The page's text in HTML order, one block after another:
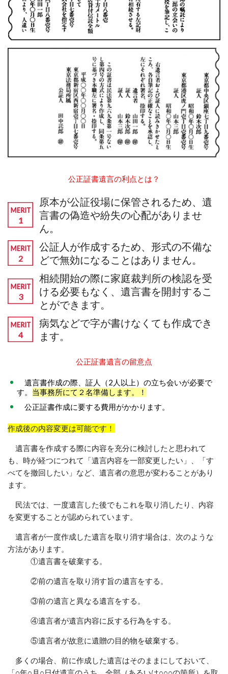
公正証書遺言の利点とは？
原本が公証役場に保管されるため、遺
言書の偽造や紛失の心配がありませ
ん。
公証人が作成するため、形式の不備な
どで無効になることはありません。
相続開始の際に家庭裁判所の検認を受
ける必要もなく、遺言書を開封するこ
とができます。
病気などで字が書けなくても作成でき
ます。
公正証書遺言の留意点
遺言書作成の際、証人（2人以上）の立ち会いが必要で
す。 当事務所にて２名準備します。！
公正証書作成に要する費用がかかります。
作成後の内容変更は可能です！
遺言書を作成する際に内容を充分に検討したと思われて
も、時が経つにつれて「遺言内容を一部変更したい」、「す
べてを撤回したい」など、遺言者の意思が変わることがあり
ます。
民法では、一度遺言した後でもこれを取り消したり、内容
を変更することが認められています。
遺言者が一度作成した遺言を取り消す場合は、次のような
方法があります。
①遺言書を破棄する。
②前の遺言を取り消す旨の遺言をする。
③前の遺言と異なる遺言をする。
④遺言者が遺言内容に反する行為をする。
⑤遺言者が故意に遺贈の目的物を破棄する。
多くの場合、前に作成した遺言はそのままにしておいて、